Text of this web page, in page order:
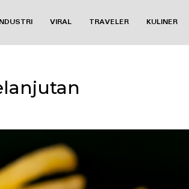
VIRAL TRAVELER KULINER